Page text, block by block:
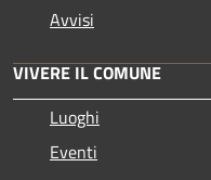
Avvisi
VIVERE IL COMUNE
Luoghi
Eventi